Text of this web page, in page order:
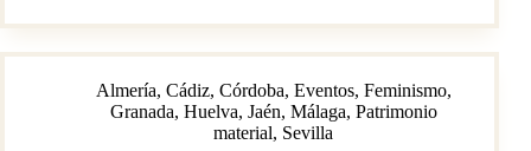
Castillo
de
en
Jaén
Almería, Cádiz, Córdoba, Eventos, Feminismo,
Granada, Huelva, Jaén, Málaga, Patrimonio
material, Sevilla